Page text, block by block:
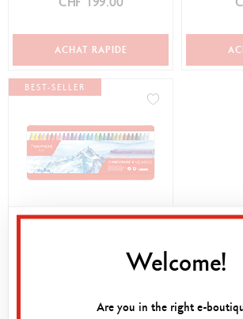
ACHAT RAPIDE
BEST-SELLER
NEOCOLOR™ IIWelcome!
Are you in the right e-